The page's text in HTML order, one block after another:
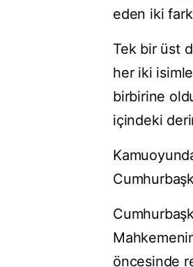
eden iki
Tek bir üst
her iki
birbirine
içindeki
öncesinde